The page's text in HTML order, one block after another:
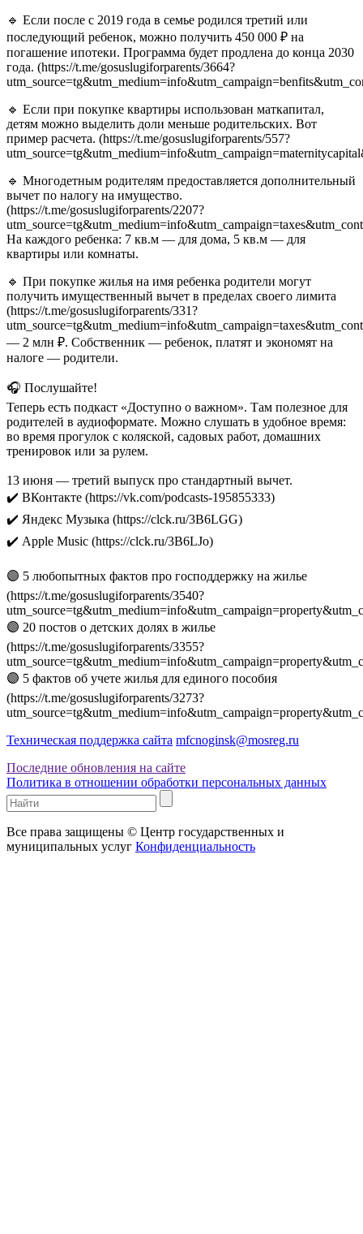
🔹 Если после с 2019 года в семье родился третий или
последующий ребенок, можно получить 450 000 ₽ на
погашение ипотеки. Программа будет продлена до конца 2030
года. (https://t.me/gosuslugiforparents/3664?
🔹 Если при покупке квартиры использован маткапитал,
детям можно выделить доли меньше родительских. Вот
пример расчета. (https://t.me/gosuslugiforparents/557?
🔹 Многодетным родителям предоставляется дополнительный
вычет по налогу на имущество.
(https://t.me/gosuslugiforparents/2207?
На каждого ребенка: 7 кв.м — для дома, 5 кв.м — для
квартиры или комнаты.
🔹 При покупке жилья на имя ребенка родители могут
получить имущественный вычет в пределах своего лимита
(https://t.me/gosuslugiforparents/331?
— 2 млн ₽. Собственник — ребенок, платят и экономят на
налоге — родители.
🎧 Послушайте!
Теперь есть подкаст «Доступно о важном». Там полезное для
родителей в аудиоформате. Можно слушать в удобное время:
во время прогулок с коляской, садовых работ, домашних
тренировок или за рулем.
13 июня — третий выпуск про стандартный вычет.
✔️ ВКонтакте (https://vk.com/podcasts-195855333)
✔️ Яндекс Музыка (https://clck.ru/3B6LGG)
✔️ Apple Music (https://clck.ru/3B6LJo)
🟣 5 любопытных фактов про господдержку на жилье
(https://t.me/gosuslugiforparents/3540?
🟣 20 постов о детских долях в жилье
(https://t.me/gosuslugiforparents/3355?
🟣 5 фактов об учете жилья для единого пособия
(https://t.me/gosuslugiforparents/3273?
Техническая поддержка сайта mfcnoginsk@mosreg.ru
Последние обновления на сайте
Политика в отношении обработки персональных данных
Все права защищены © Центр государственных и
муниципальных услуг Конфиденциальность